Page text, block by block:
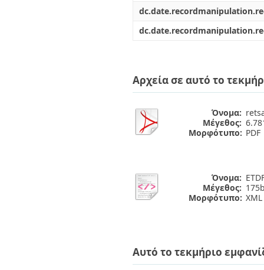
Αρχεία σε αυτό το
Όνομα:
Μέγεθος:
Μορφότυπο: PDF
Όνομα:
Μέγεθος:
Μορφότυπο: XML
Αυτό το τεκμήριο